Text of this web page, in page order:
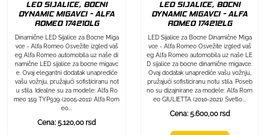
LED SIJALICE, BOCNI
DYNAMIC MIGAVCI - ALFA
ROMEO 174210LG
Dinamične LED Sijalice za Bocne Miga
vce - Alfa Romeo Osvežite izgled vaš
eg Alfa Romeo automobila uz naše di
namične LED sijalice za bocne migavc
e. Ovaj elegantni dodatak unaprediće
vašu vožnju, pružajući sofisticiranu not
u stila. Idealne su za modele: Alfa Ro
meo 159 TYP939 (2005-2011) Alfa Rom
eo...
Cena: 5.120,00 rsd
LED SIJALICE, BOCNI
DYNAMIC MIGAVCI - ALFA
ROMEO 174212LG
LED Sijalice za Bocne Dinamične Miga
vce - Alfa Romeo Osvežite izgled vaš
eg Alfa Romeo automobila uz naše LE
D sijalice za bocne dinamične migavce.
Ovaj dodatak unaprediće vašu vožnju,
pružajući sofisticiranu notu stila. Poseb
no su dizajnirane za modele: Alfa Rom
eo GIULIETTA (2010-2021) Svetlo...
Cena: 5.600,00 rsd